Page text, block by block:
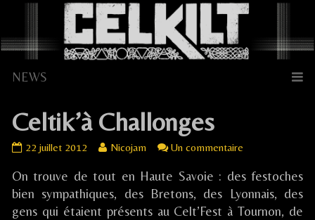
content
Celtik’à Challonges
Celtik’à
published
on
22 juillet 2012
Read
posts
by
the
Nicojam Un commentaire
Challonges
On trouve de tout en Haute Savoie : des festoches
bien sympathiques, des Bretons, des Lyonnais, des
gens qui étaient présents au Celt’Fest à Tournon, de